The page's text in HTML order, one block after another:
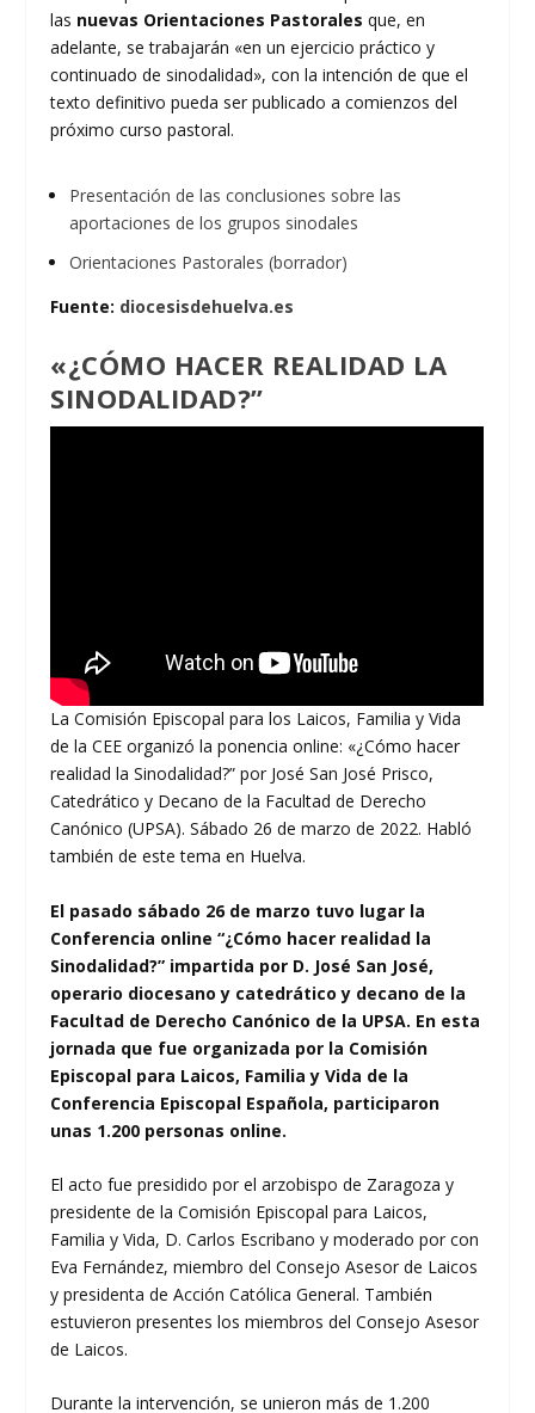
las nuevas Orientaciones Pastorales que, en
adelante, se trabajarán «en un ejercicio práctico y
continuado de sinodalidad», con la intención de que el
texto definitivo pueda ser publicado a comienzos del
próximo curso pastoral.
Presentación de las conclusiones sobre las
aportaciones de los grupos sinodales
Orientaciones Pastorales (borrador)
Fuente: diocesisdehuelva.es
«¿CÓMO HACER REALIDAD LA
SINODALIDAD?”
La Comisión Episcopal para los Laicos, Familia y Vida
de la CEE organizó la ponencia online: «¿Cómo hacer
realidad la Sinodalidad?” por José San José Prisco,
Catedrático y Decano de la Facultad de Derecho
Canónico (UPSA). Sábado 26 de marzo de 2022. Habló
también de este tema en Huelva.
El pasado sábado 26 de marzo tuvo lugar la
Conferencia online “¿Cómo hacer realidad la
Sinodalidad?” impartida por D. José San José,
operario diocesano y catedrático y decano de la
Facultad de Derecho Canónico de la UPSA. En esta
jornada que fue organizada por la Comisión
Episcopal para Laicos, Familia y Vida de la
Conferencia Episcopal Española, participaron
unas 1.200 personas online.
El acto fue presidido por el arzobispo de Zaragoza y
presidente de la Comisión Episcopal para Laicos,
Familia y Vida, D. Carlos Escribano y moderado por con
Eva Fernández, miembro del Consejo Asesor de Laicos
y presidenta de Acción Católica General. También
estuvieron presentes los miembros del Consejo Asesor
de Laicos.
Durante la intervención, se unieron más de 1.200